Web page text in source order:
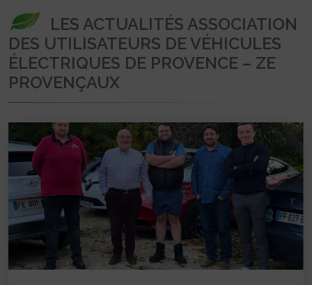
LES ACTUALITÉS ASSOCIATION
DES UTILISATEURS DE VÉHICULES
ÉLECTRIQUES DE PROVENCE – ZE
PROVENÇAUX